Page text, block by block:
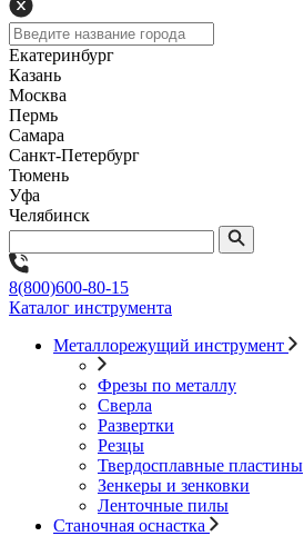
Екатеринбург
Казань
Москва
Пермь
Самара
Санкт-Петербург
Тюмень
Уфа
Челябинск
8(800)600-80-15
Каталог инструмента
Металлорежущий инструмент
Фрезы по металлу
Сверла
Развертки
Резцы
Твердосплавные пластины
Зенкеры и зенковки
Ленточные пилы
Станочная оснастка